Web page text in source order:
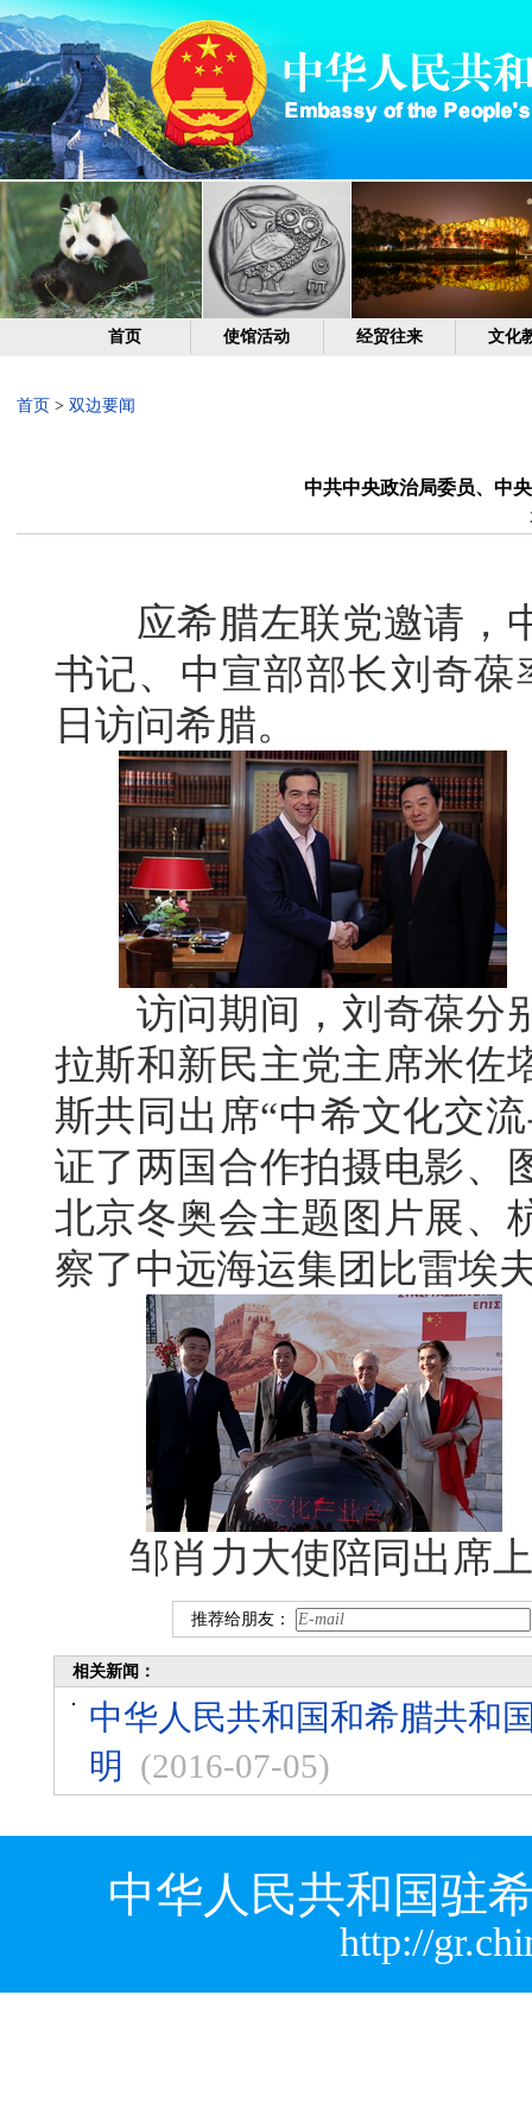
首页 使馆活动 经贸往来 文化
首页 > 双边要闻
中共中央政治局委员、中
应希腊左联党邀请，
书记、中宣部部长刘奇葆
日访问希腊。
访问期间，刘奇葆分
拉斯和新民主党主席米佐
斯共同出席“中希文化交
证了两国合作拍摄电影、
北京冬奥会主题图片展、
察了中远海运集团比雷埃
邹肖力大使陪同出席上
推荐给朋友：
相关新闻：
中华人民共和国和希腊共和
明 (2016-07-05)
中华人民共和国驻
http://